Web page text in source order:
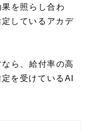
を照らし合わ
しているアカデ
ら、給付率の高
を受けているAI